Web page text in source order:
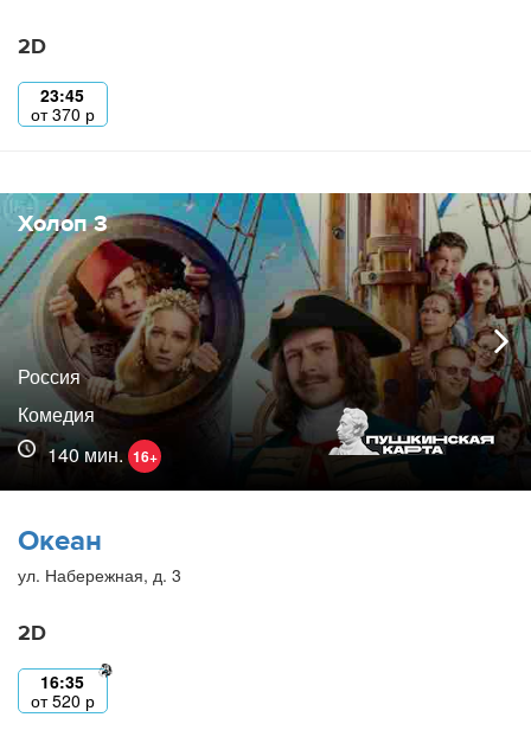
2D
23:45
от370 р
Холоп 3
Россия
Комедия
140 мин. 16+
Океан
ул. Набережная, д. 3
2D
16:35
от520 р